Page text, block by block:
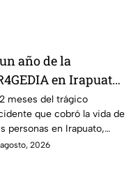
año de la
en Irapuato:
luce hoy el lugar
MURI3RON seis
arroll4das
el tren
meses del trágico
que cobró la vida de
personas en Irapuato,
veladoras y murales
2026